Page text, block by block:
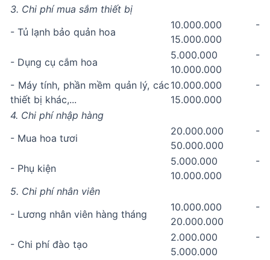
3. Chi phí mua sắm thiết bị
- Tủ lạnh bảo quản hoa
10.000.000 -
15.000.000
- Dụng cụ cắm hoa
5.000.000 -
10.000.000
- Máy tính, phần mềm quản lý, các
thiết bị khác,...
10.000.000 -
15.000.000
4. Chi phí nhập hàng
- Mua hoa tươi
20.000.000 -
50.000.000
- Phụ kiện
5.000.000 -
10.000.000
5. Chi phí nhân viên
- Lương nhân viên hàng tháng
10.000.000 -
20.000.000
- Chi phí đào tạo
2.000.000 -
5.000.000